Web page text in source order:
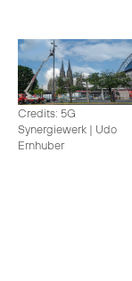
Credits: 5G
Synergiewerk | Udo
Ernhuber